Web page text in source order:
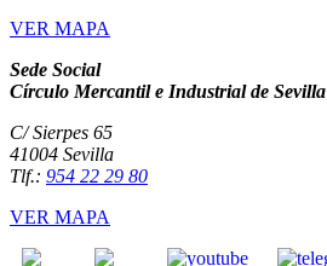
VER MAPA
Sede Social
Círculo Mercantil e Industrial de Sevilla
C/ Sierpes 65
41004 Sevilla
Tlf.: 954 22 29 80
VER MAPA